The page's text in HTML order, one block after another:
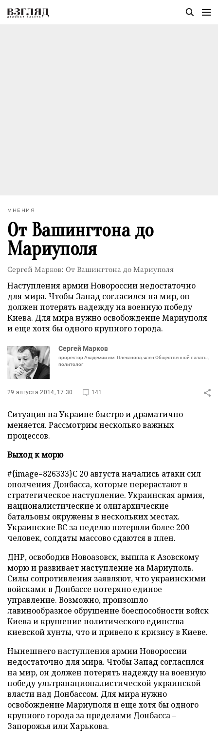
МНЕНИЯ
От Вашингтона до
Мариуполя
Сергей Марков: От Вашингтона до Мариуполя
Наступления армии Новороссии недостаточно
для мира. Чтобы Запад согласился на мир, он
должен потерять надежду на военную победу
Киева. Для мира нужно освобождение Мариуполя
и еще хотя бы одного крупного города.
Сергей Марков
проректор Академии им. Плеханова, член Общественной палаты,
политолог
29 августа 2014, 17:30 141
Ситуация на Украине быстро и драматично
меняется. Рассмотрим несколько важных
процессов.
Выход к морю
#{image=826333}С 20 августа начались атаки сил
ополчения Донбасса, которые перерастают в
стратегическое наступление. Украинская армия,
националистические и олигархические
батальоны окружены в нескольких местах.
Украинские ВС за неделю потеряли более 200
человек, солдаты массово сдаются в плен.
ДНР, освободив Новоазовск, вышла к Азовскому
морю и развивает наступление на Мариуполь.
Силы сопротивления заявляют, что украинскими
войсками в Донбассе потеряно единое
управление. Возможно, произошло
лавинообразное обрушение боеспособности войск
Киева и крушение политического единства
киевской хунты, что и привело к кризису в Киеве.
Нынешнего наступления армии Новороссии
недостаточно для мира. Чтобы Запад согласился
на мир, он должен потерять надежду на военную
победу ультранационалистической украинской
власти над Донбассом. Для мира нужно
освобождение Мариуполя и еще хотя бы одного
крупного города за пределами Донбасса–
Запорожья или Харькова.